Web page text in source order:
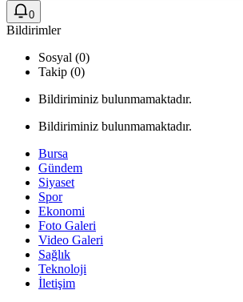
0
Bildirimler
Sosyal (0)
Takip (0)
Bildiriminiz bulunmamaktadır.
Bildiriminiz bulunmamaktadır.
Bursa
Gündem
Siyaset
Spor
Ekonomi
Foto Galeri
Video Galeri
Sağlık
Teknoloji
İletişim